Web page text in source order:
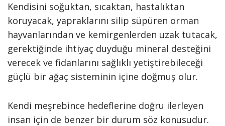
Kendisini soğuktan, sıcaktan, hastalıktan
koruyacak, yapraklarını silip süpüren orman
hayvanlarından ve kemirgenlerden uzak tutacak,
gerektiğinde ihtiyaç duyduğu mineral desteğini
verecek ve fidanlarını sağlıklı yetiştirebileceği
güçlü bir ağaç sisteminin içine doğmuş olur.
Kendi meşrebince hedeflerine doğru ilerleyen
insan için de benzer bir durum söz konusudur.